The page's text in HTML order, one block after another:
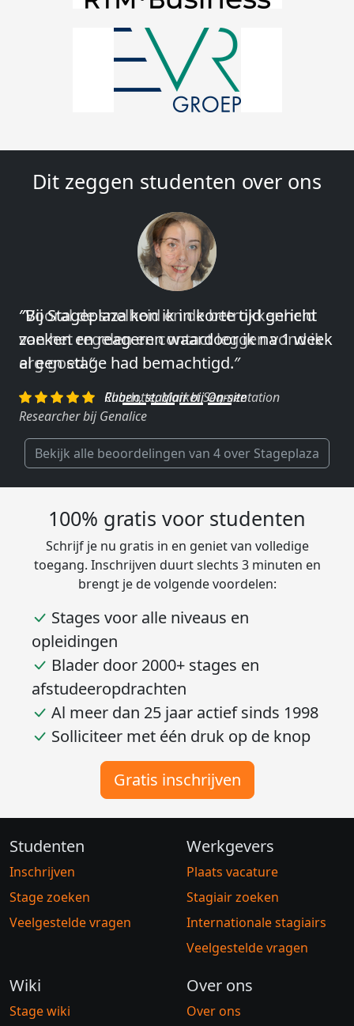
Dit zeggen studenten over ons
″Vooral de snelheid en de betrokkenheid
van het regelen en contact leggen vond ik
erg goed.″
Charlotte, Market Segmentation
Researcher bij Genalice
Bekijk alle beoordelingen van 4 over Stageplaza
100% gratis voor studenten
Schrijf je nu gratis in en geniet van volledige
toegang. Inschrijven duurt slechts 3 minuten en
brengt je de volgende voordelen:
Stages voor alle niveaus en
opleidingen
Blader door 2000+ stages en
afstudeeropdrachten
Al meer dan 25 jaar actief sinds 1998
Solliciteer met één druk op de knop
Gratis inschrijven
Studenten
Inschrijven
Stage zoeken
Veelgestelde vragen
Werkgevers
Plaats vacature
Stagiair zoeken
Internationale stagiairs
Veelgestelde vragen
Wiki
Stage wiki
Over ons
Over ons